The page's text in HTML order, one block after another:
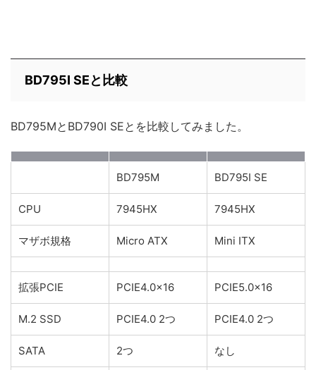
BD795I SEと比較
BD795MとBD790I SEとを比較してみました。
BD795M BD795I SE
CPU 7945HX 7945HX
マザボ規格 Micro ATX Mini ITX
拡張PCIE PCIE4.0×16 PCIE5.0×16
M.2 SSD PCIE4.0 2つ PCIE4.0 2つ
SATA 2つ なし